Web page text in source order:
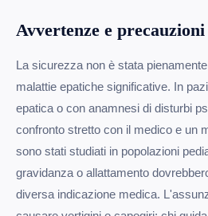
Avvertenze e precauzioni
La sicurezza non è stata
malattie epatiche significative. In
epatica o con anamnesi di disturbi
confronto stretto con il medico e un
sono stati studiati in popolazioni
gravidanza o allattamento
diversa indicazione medica.